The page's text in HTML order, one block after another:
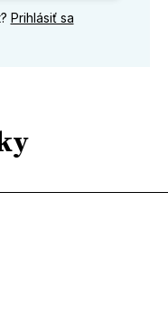
Prihlásiť sa